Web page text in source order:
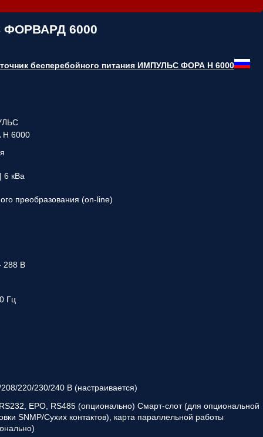
ФОРВАРД 6000
бесперебойного питания ИМПУЛЬС ФОРА Н 6000
6000
6 кВа
преобразования (on-line)
288 В
Гц
220/230/240 В (настраивается)
EPO, RS485 (опционально) Смарт-слот (для опциональной
SNMP/Сухих контактов), карта параллельной работы